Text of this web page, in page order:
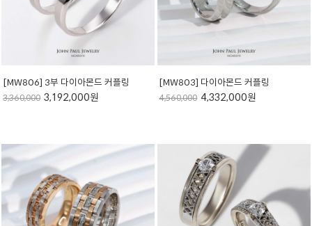
[MW806] 3부 다이아몬드 커플링
3,360,000 3,192,000원
[MW803] 다이아몬드 커플링
4,560,000 4,332,000원